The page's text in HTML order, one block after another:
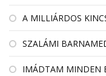
A MILLIÁRDOS
SZALÁMI
IMÁDTAM MINDEN